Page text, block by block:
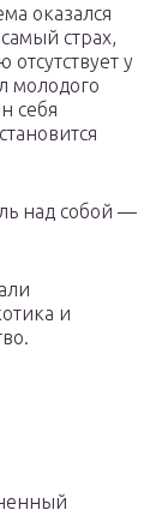
оказался
страх,
у
молодого
себя
над собой —
и